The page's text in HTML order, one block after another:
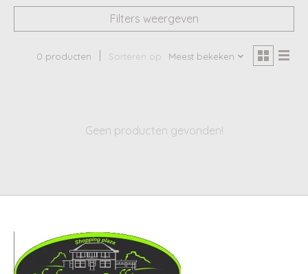
Filters weergeven
0 producten Sorteren op Meest bekeken
Geen producten gevonden!